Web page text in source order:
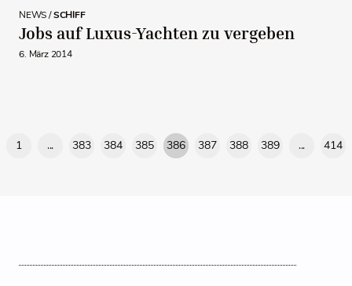
NEWS /SCHIFF
Jobs auf Luxus-Yachten zu vergeben
6. März 2014
1 ... 383 384 385 386 387 388 389 ... 414